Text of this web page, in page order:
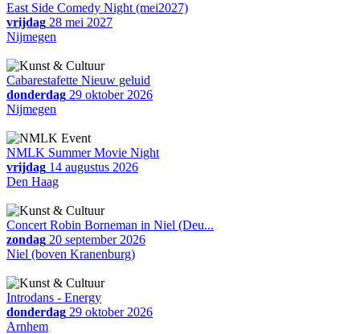
East Side Comedy Night (mei2027)
vrijdag 28 mei 2027
Nijmegen
Cabarestafette Nieuw geluid
donderdag 29 oktober 2026
Nijmegen
NMLK Summer Movie Night
vrijdag 14 augustus 2026
Den Haag
Concert Robin Borneman in Niel (Deu...
zondag 20 september 2026
Niel (boven Kranenburg)
Introdans - Energy
donderdag 29 oktober 2026
Arnhem